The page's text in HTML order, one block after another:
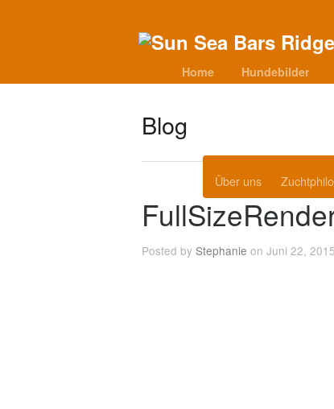
Home Hundebilder
Über uns
Blog
Posted by Stephanie on Juni 22,